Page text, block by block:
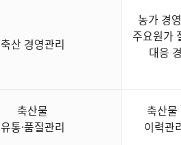
축산 경영관리
농가 경
주요원가
대응
축산물
유통·품질관리
축산물
이력관